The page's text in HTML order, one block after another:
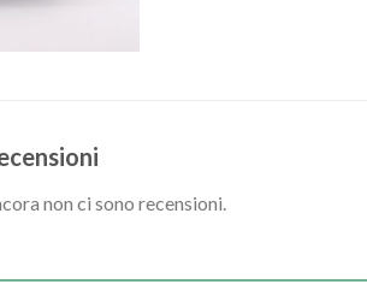
non ci sono recensioni.